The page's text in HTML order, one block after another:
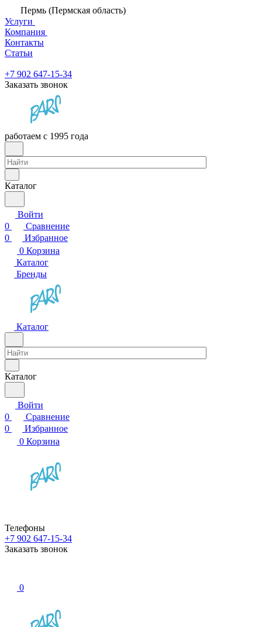
Пермь (Пермская область)
Услуги
Компания
Контакты
Статьи
+7 902 647-15-34
Заказать звонок
работаем с 1995 года
Каталог
Войти
0
Сравнение
0
Избранное
0 Корзина
Каталог
Бренды
Каталог
Каталог
Войти
0
Сравнение
0
Избранное
0 Корзина
Телефоны
+7 902 647-15-34
Заказать звонок
0